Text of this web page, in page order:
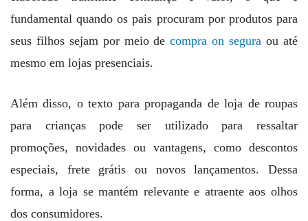
fundamental quando os pais procuram por produtos para
seus filhos sejam por meio decompra on seguraou até
mesmo em lojas presenciais.
Além disso, o texto para propaganda de loja de roupas
para crianças pode ser utilizado para ressaltar
promoções, novidades ou vantagens, como descontos
especiais, frete grátis ou novos lançamentos. Dessa
forma, a loja se mantém relevante e atraente aos olhos
dos consumidores.